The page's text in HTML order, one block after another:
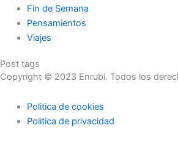
Fin de Semana
Pensamientos
Viajes
Post tags
Copyright © 2023 Enrubi. Todos los
Politica de cookies
Politica de privacidad